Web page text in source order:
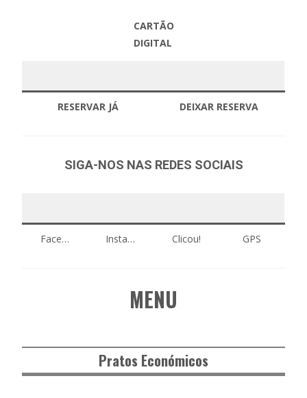
CARTÃO
DIGITAL
RESERVAR JÁ DEIXAR RESERVA
SIGA-NOS NAS REDES SOCIAIS
Face… Insta… Clicou! GPS
MENU
Pratos Económicos